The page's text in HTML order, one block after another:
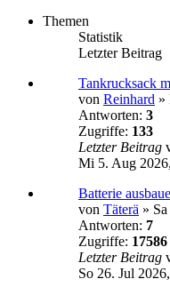
Themen
Statistik
Letzter Beitrag
Tankrucksack
von Reinhard »
Antworten: 3
Zugriffe: 133
Letzter Beitrag
Mi 5. Aug
Batterie
von Täterä »
Antworten: 7
Zugriffe: 17586
Letzter Beitrag
So 26. Jul